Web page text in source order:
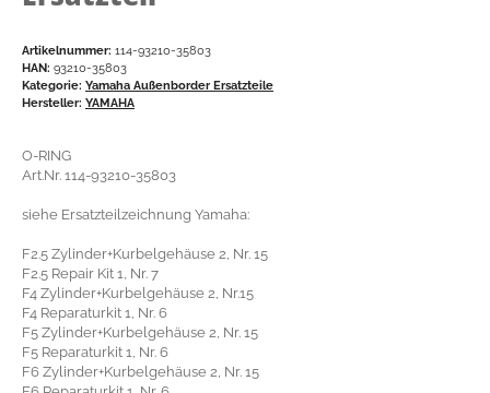
Artikelnummer: 114-93210-35803
HAN: 93210-35803
Kategorie: Yamaha Außenborder Ersatzteile
Hersteller: YAMAHA
O-RING
Art.Nr. 114-93210-35803
siehe Ersatzteilzeichnung Yamaha:
F2.5 Zylinder+Kurbelgehäuse 2, Nr. 15
F2.5 Repair Kit 1, Nr. 7
F4 Zylinder+Kurbelgehäuse 2, Nr.15
F4 Reparaturkit 1, Nr. 6
F5 Zylinder+Kurbelgehäuse 2, Nr. 15
F5 Reparaturkit 1, Nr. 6
F6 Zylinder+Kurbelgehäuse 2, Nr. 15